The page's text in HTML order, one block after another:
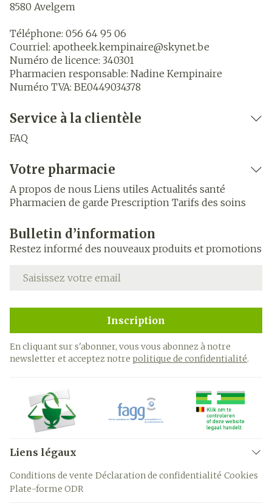
8580 Avelgem
Téléphone: 056 64 95 06
Courriel: apotheek.kempinaire@skynet.be
Numéro de licence: 340301
Pharmacien responsable: Nadine Kempinaire
Numéro TVA: BE0449034378
Service à la clientèle
FAQ
Votre pharmacie
A propos de nous Liens utiles Actualités santé
Pharmacien de garde Prescription Tarifs des soins
Bulletin d’information
Restez informé des nouveaux produits et promotions
Adresse mail
Inscription
En cliquant sur s'abonner, vous vous abonnez à notre
newsletter et acceptez notre politique de confidentialité.
Liens légaux
Conditions de vente Déclaration de confidentialité Cookies
Plate-forme ODR